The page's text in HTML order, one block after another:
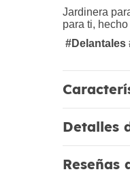
Jardinera
para ti,
#Delantales
Detalles
Reseñas